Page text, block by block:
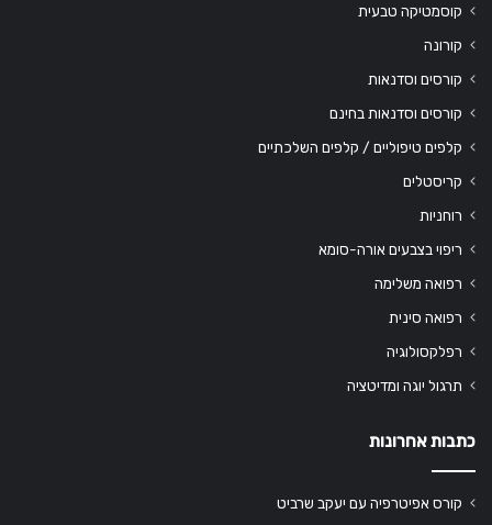
קוסמטיקה טבעית
קורונה
קורסים וסדנאות
קורסים וסדנאות בחינם
קלפים טיפוליים / קלפים השלכתיים
קריסטלים
רוחניות
ריפוי בצבעים אורה-סומא
רפואה משלימה
רפואה סינית
רפלקסולוגיה
תרגול יוגה ומדיטציה
כתבות אחרונות
קורס אפיטרפיה עם יעקב שרביט